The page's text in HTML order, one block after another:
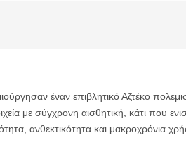
έναν επιβλητικό Αζτέκο
με σύγχρονη αισθητική, κάτι που
ανθεκτικότητα και μακροχρόνια